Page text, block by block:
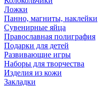
Ложки
Панно, магниты, наклейки
Сувенирные яйца
Православная полиграфия
Подарки для детей
Развивающие игры
Наборы для творчества
Изделия из кожи
Закладки